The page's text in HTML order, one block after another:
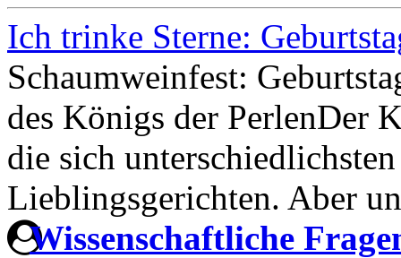
Ich trinke Sterne:
Schaumweinfest:
des Königs der PerlenDer
die sich
Lieblingsgerichten. Aber
Wissenschaftliche